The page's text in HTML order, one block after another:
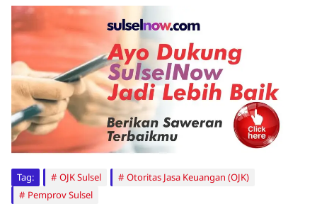
Tag: OJK Sulsel
Otoritas Jasa Keuangan (OJK)
Pemprov Sulsel